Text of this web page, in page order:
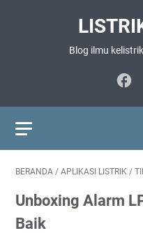
Blog ilmu
BERANDA / APLIKASI LISTRIK /
Unboxing Alarm
Baik